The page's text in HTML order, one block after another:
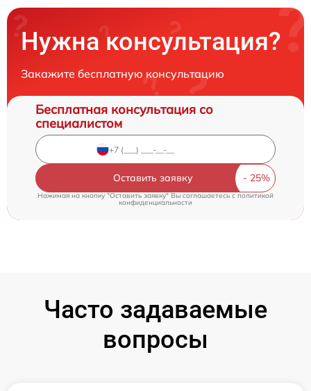
Нужна консультация?
Закажите бесплатную консультацию
Бесплатная консультация со
специалистом
Оставить заявку
Нажимая на кнопку "Оставить заявку" Вы соглашаетесь cполитикой
конфиденциальности
Часто задаваемые
вопросы